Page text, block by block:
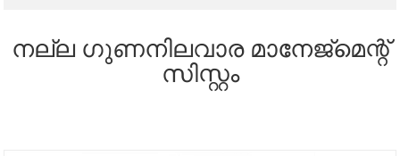
നല്ല ഗുണനിലവാര മാനേജ്മെന്റ്
സിസ്റ്റം